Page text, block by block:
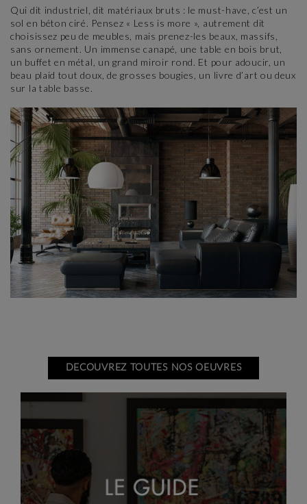
Qui dit industriel, dit matériaux bruts : le must-have, c’est un
sol en béton ciré. Pensez « Less is more », autrement dit
choisissez peu de meubles, mais prenez-les beaux, massifs,
sans ornement. Un immense canapé, une table en bois brut,
un buffet en métal, un grand miroir rond. Et pour adoucir, un
beau plaid tout doux, de grosses bougies, un livre d’art ou deux
sur la table basse.
DECOUVREZ TOUTES NOS OEUVRES